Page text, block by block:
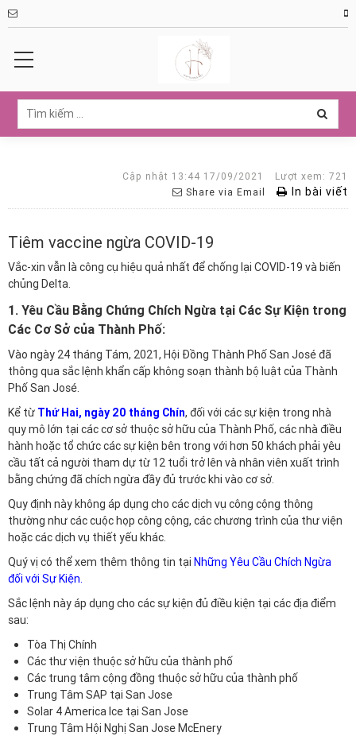
Cập nhật 13:44 17/09/2021
Lượt xem: 721
Share via Email
In bài viết
Tiêm vaccine ngừa COVID-19
Vắc-xin vẫn là công cụ hiệu quả nhất để chống lại COVID-19 và biến
chủng Delta.
1. Yêu Cầu Bằng Chứng Chích Ngừa tại Các Sự Kiện trong
Các Cơ Sở của Thành Phố:
Vào ngày 24 tháng Tám, 2021, Hội Đồng Thành Phố San José đã
thông qua sắc lệnh khẩn cấp không soạn thành bộ luật của Thành
Phố San José.
Kể từ Thứ Hai, ngày 20 tháng Chín, đối với các sự kiện trong nhà
quy mô lớn tại các cơ sở thuộc sở hữu của Thành Phố, các nhà điều
hành hoặc tổ chức các sự kiện bên trong với hơn 50 khách phải yêu
cầu tất cả người tham dự từ 12 tuổi trở lên và nhân viên xuất trình
bằng chứng đã chích ngừa đầy đủ trước khi vào cơ sở.
Quy định này không áp dụng cho các dịch vụ công cộng thông
thường như các cuộc họp công cộng, các chương trình của thư viện
hoặc các dịch vụ thiết yếu khác.
Quý vị có thể xem thêm thông tin tại Những Yêu Cầu Chích Ngừa
đối với Sự Kiện.
Sắc lệnh này áp dụng cho các sự kiện đủ điều kiện tại các địa điểm
sau:
Tòa Thị Chính
Các thư viện thuộc sở hữu của thành phố
Các trung tâm cộng đồng thuộc sở hữu của thành phố
Trung Tâm SAP tại San Jose
Solar 4 America Ice tại San Jose
Trung Tâm Hội Nghị San Jose McEnery